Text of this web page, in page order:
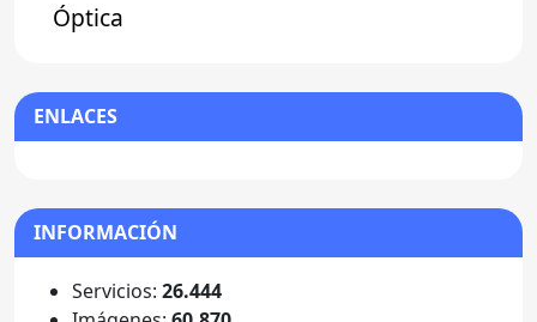
Óptica
ENLACES
INFORMACIÓN
Servicios: 26.444